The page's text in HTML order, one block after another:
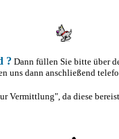
? Dann füllen Sie bitte über
uns dann anschließend
Vermittlung", da diese